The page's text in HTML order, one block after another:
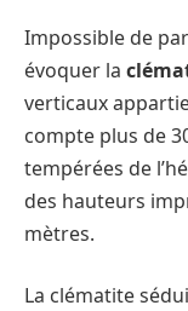
Impossible de
évoquer la
verticaux
compte plus de
tempérées de
des hauteurs
mètres.
La clématite